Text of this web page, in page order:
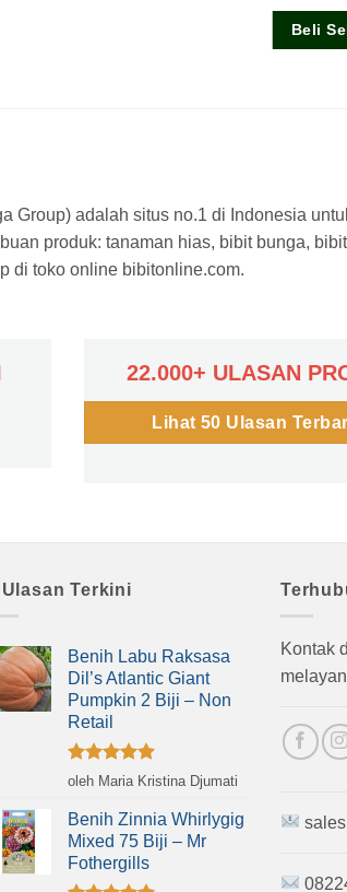
Beli
Group) adalah situs no.1 di Indonesia
produk: tanaman hias, bibit bunga,
di toko online bibitonline.com.
22.000+ ULASAN
Lihat 50 Ulasan
Terkini
Benih Labu Raksasa
Dil’s Atlantic Giant
Pumpkin 2 Biji – Non
Retail
Dinilai5
oleh Maria Kristina Djumati
Benih Zinnia Whirlygig
Mixed 75 Biji – Mr
Fothergills
Kontak